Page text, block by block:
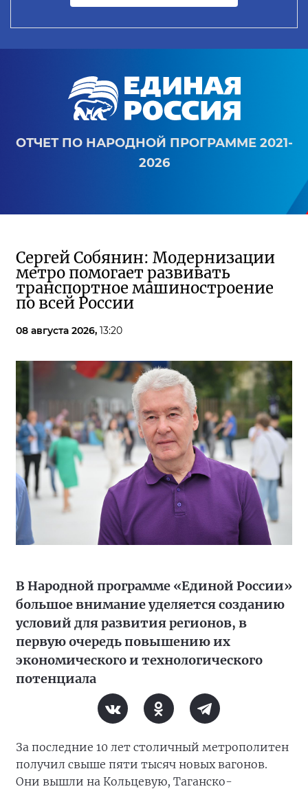
ОТЧЕТ ПО НАРОДНОЙ ПРОГРАММЕ 2021-
2026
Сергей Собянин: Модернизации
метро помогает развивать
транспортное машиностроение
по всей России
08 августа 2026, 13:20
В Народной программе «Единой России»
большое внимание уделяется созданию
условий для развития регионов, в
первую очередь повышению их
экономического и технологического
потенциала
За последние 10 лет столичный метрополитен
получил свыше пяти тысяч новых вагонов.
Они вышли на Кольцевую, Таганско-